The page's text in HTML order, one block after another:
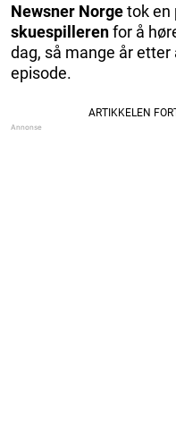
Newsner Norgetok en
skuespillerenfor å
dag, så mange år
episode.